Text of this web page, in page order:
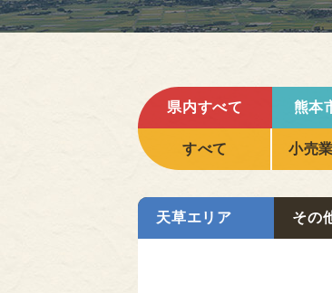
県内すべて 熊本
すべて 小売
天草エリア その